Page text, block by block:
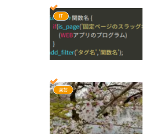
IT
園芸